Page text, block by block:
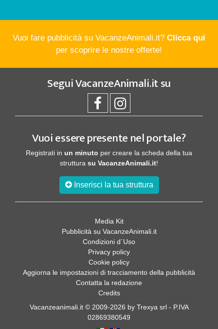
Vuoi fare pubblicità su VacanzeAnimali.it? Clicca qui
per scoprire le nostre offerte!
SeguiVacanzeAnimali.itsu
Vuoi essere presente nel portale?
Registrati in un minuto per creare la scheda della tua
struttura su VacanzeAnimali.it!
Inserisci la tua struttura
Media Kit
Pubblicità su VacanzeAnimali.it
Condizioni d´Uso
Privacy policy
Cookie policy
Aggiorna le impostazioni di tracciamento della pubblicità
Contatta la redazione
Credits
Vacanzeanimali.it © 2009-2026 by Trexya srl - P.IVA
02869380549